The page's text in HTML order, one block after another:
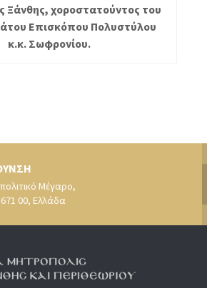
Ξάνθης, χοροστατούντος του
Επισκόπου Πολυστύλου
κ.κ. Σωφρονίου.
Μέγαρο,
00, Ελλάδα